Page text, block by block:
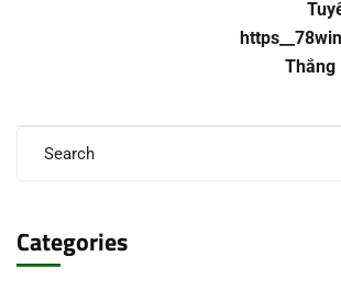
Thắng
Categories